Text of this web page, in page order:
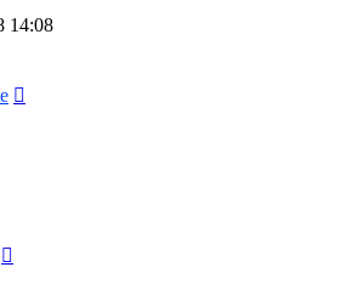
14:08